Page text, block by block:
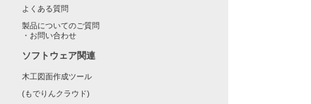
よくある質問
製品についてのご質問
・お問い合わせ
ソフトウェア関連
木工図面作成ツール
(もでりんクラウド)